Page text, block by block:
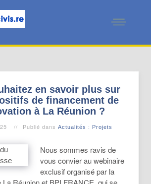
en savoir plus sur
de financement de
à La Réunion ?
Publié dans Actualités : Projets
Nous sommes ravis de
vous convier au webinaire
exclusif organisé par la